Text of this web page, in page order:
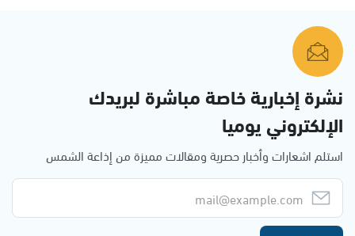
نشرة إخبارية خاصة مباشرة لبريدك
الإلكتروني يوميا
استلم اشعارات وأخبار حصرية ومقالات مميزة من إذاعة الشمس